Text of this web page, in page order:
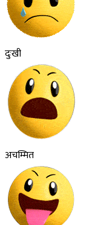
दुःखी
अचम्मित